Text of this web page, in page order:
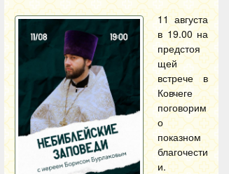
11 августа
в 19.00 на
предстоя
щей
встрече в
Ковчеге
поговорим
о
показном
благочести
и.